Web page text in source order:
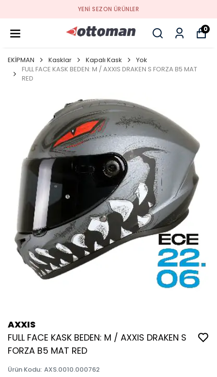
YENI SEZON ÜRÜNLER
0
EKİPMAN Kasklar Kapalı Kask
Yok
FULL FACE KASK BEDEN: M / AXXIS DRAKEN S FORZA B5 MAT
RED
AXXIS
FULL FACE KASK BEDEN: M / AXXIS DRAKEN S
FORZA B5 MAT RED
Ürün Kodu: AXS.0010.000762